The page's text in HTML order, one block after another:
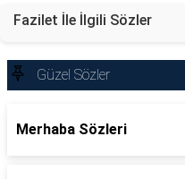
Fazilet İle İlgili Sözler
Güzel Sözler
Merhaba Sözleri